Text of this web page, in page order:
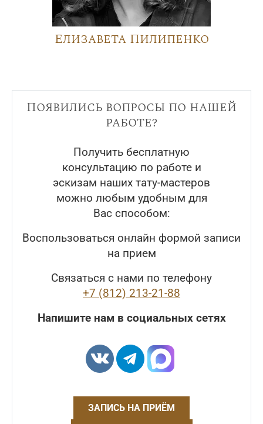
Елизавета Пилипенко
Появились вопросы по нашей
работе?
Получить бесплатную
консультацию по работе и
эскизам наших тату-мастеров
можно любым удобным для
Вас способом:
Воспользоваться онлайн формой записи
на прием
Связаться с нами по телефону
+7 (812) 213-21-88
Напишите нам в социальных сетях
ЗАПИСЬ НА ПРИЁМ